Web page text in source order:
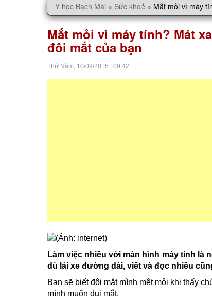
Y học Bạch Mai » Sức khoẻ » Mắt mỏi vì máy
Mắt mỏi vì máy tính? Mát
đôi mắt của bạn
Thứ Năm, 10/09/2015 09:42
Làm việc nhiều với màn hình máy tính là
dù lái xe đường dài, viết và đọc nhiều
Bạn sẽ biết đôi mắt mình mệt mỏi khi thấy
mình muốn dụi mắt.